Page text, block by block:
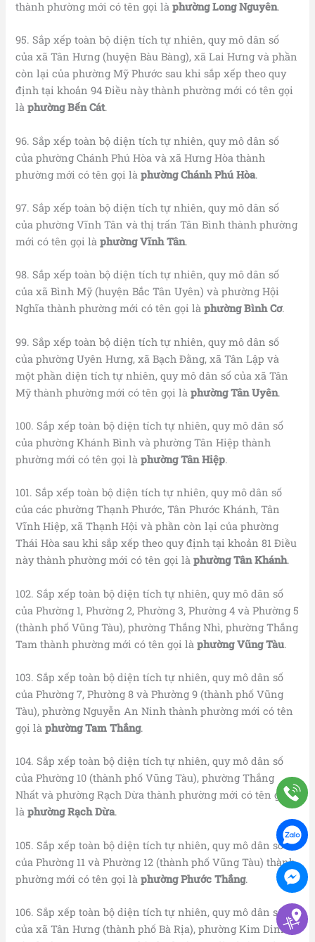
thành phường mới có tên gọi làphường Long Nguyên.
95. Sắp xếp toàn bộ diện tích tự nhiên, quy mô dân số
của xã Tân Hưng (huyện Bàu Bàng), xã Lai Hưng và phần
còn lại của phường Mỹ Phước sau khi sắp xếp theo quy
định tại khoản 94 Điều này thành phường mới có tên gọi
làphường Bến Cát.
96. Sắp xếp toàn bộ diện tích tự nhiên, quy mô dân số
của phường Chánh Phú Hòa và xã Hưng Hòa thành
phường mới có tên gọi làphường Chánh Phú Hòa.
97. Sắp xếp toàn bộ diện tích tự nhiên, quy mô dân số
của phường Vĩnh Tân và thị trấn Tân Bình thành phường
mới có tên gọi làphường Vĩnh Tân.
98. Sắp xếp toàn bộ diện tích tự nhiên, quy mô dân số
của xã Bình Mỹ (huyện Bắc Tân Uyên) và phường Hội
Nghĩa thành phường mới có tên gọi làphường Bình Cơ.
99. Sắp xếp toàn bộ diện tích tự nhiên, quy mô dân số
của phường Uyên Hưng, xã Bạch Đằng, xã Tân Lập và
một phần diện tích tự nhiên, quy mô dân số của xã Tân
Mỹ thành phường mới có tên gọi làphường Tân Uyên.
100. Sắp xếp toàn bộ diện tích tự nhiên, quy mô dân số
của phường Khánh Bình và phường Tân Hiệp thành
phường mới có tên gọi làphường Tân Hiệp.
101. Sắp xếp toàn bộ diện tích tự nhiên, quy mô dân số
của các phường Thạnh Phước, Tân Phước Khánh, Tân
Vĩnh Hiệp, xã Thạnh Hội và phần còn lại của phường
Thái Hòa sau khi sắp xếp theo quy định tại khoản 81 Điều
này thành phường mới có tên gọi làphường Tân Khánh.
102. Sắp xếp toàn bộ diện tích tự nhiên, quy mô dân số
của Phường 1, Phường 2, Phường 3, Phường 4 và Phường 5
(thành phố Vũng Tàu), phường Thắng Nhì, phường Thắng
Tam thành phường mới có tên gọi làphường Vũng Tàu.
103. Sắp xếp toàn bộ diện tích tự nhiên, quy mô dân số
của Phường 7, Phường 8 và Phường 9 (thành phố Vũng
Tàu), phường Nguyễn An Ninh thành phường mới có tên
gọi làphường Tam Thắng.
104. Sắp xếp toàn bộ diện tích tự nhiên, quy mô dân số
của Phường 10 (thành phố Vũng Tàu), phường Thắng
Nhất và phường Rạch Dừa thành phường mới có tên gọi
làphường Rạch Dừa.
105. Sắp xếp toàn bộ diện tích tự nhiên, quy mô dân số
của Phường 11 và Phường 12 (thành phố Vũng Tàu) thành
phường mới có tên gọi làphường Phước Thắng.
106. Sắp xếp toàn bộ diện tích tự nhiên, quy mô dân số
của xã Tân Hưng (thành phố Bà Rịa), phường Kim Dinh